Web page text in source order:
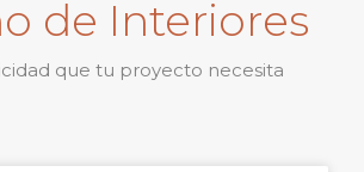
de Interiores
que tu proyecto necesita